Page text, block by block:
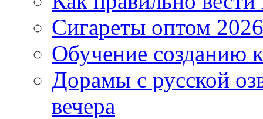
Сигареты оптом
Обучение созданию
Дорамы с русской
вечера